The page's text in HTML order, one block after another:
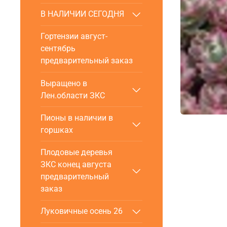
В НАЛИЧИИ СЕГОДНЯ
Гортензии август-
сентябрь
предварительный заказ
Выращено в
Лен.области ЗКС
Пионы в наличии в
горшках
Плодовые деревья
ЗКС конец августа
предварительный
заказ
Луковичные осень 26